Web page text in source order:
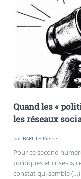
Quand les «
les réseaux
par BARILLÉ Pierre
Pour ce second
politiques et crises »,
constat qui semble (…)